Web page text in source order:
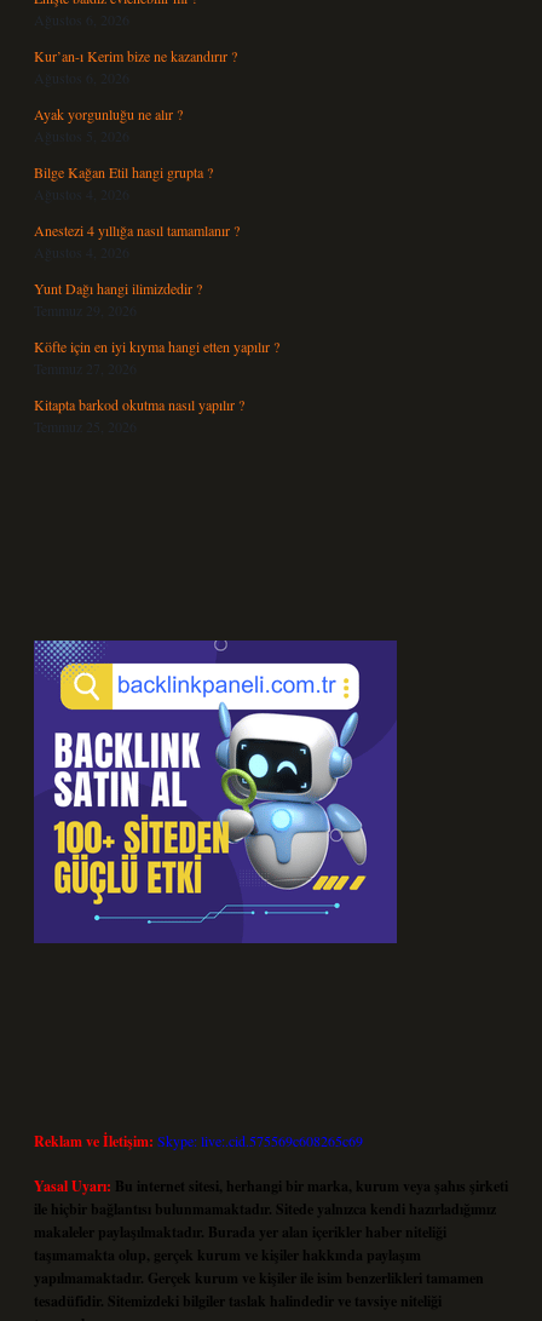
Ağustos 6, 2026
Kur’an-ı Kerim bize ne kazandırır ?
Ağustos 6, 2026
Ayak yorgunluğu ne alır ?
Ağustos 5, 2026
Bilge Kağan Etil hangi grupta ?
Ağustos 4, 2026
Anestezi 4 yıllığa nasıl tamamlanır ?
Ağustos 4, 2026
Yunt Dağı hangi ilimizdedir ?
Temmuz 29, 2026
Köfte için en iyi kıyma hangi etten yapılır ?
Temmuz 27, 2026
Kitapta barkod okutma nasıl yapılır ?
Temmuz 25, 2026
Reklam ve İletişim: Skype: live:.cid.575569c608265c69
Yasal Uyarı: Bu internet sitesi, herhangi bir marka, kurum veya şahıs şirketi
ile hiçbir bağlantısı bulunmamaktadır. Sitede yalnızca kendi hazırladığımız
makaleler paylaşılmaktadır. Burada yer alan içerikler haber niteliği
taşımamakta olup, gerçek kurum ve kişiler hakkında paylaşım
yapılmamaktadır. Gerçek kurum ve kişiler ile isim benzerlikleri tamamen
tesadüfidir. Sitemizdeki bilgiler taslak halindedir ve tavsiye niteliği